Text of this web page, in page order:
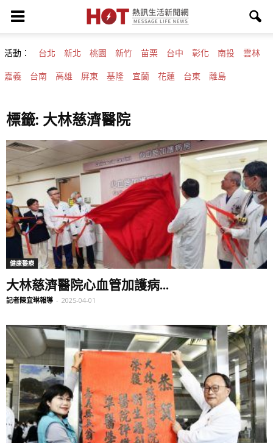
活動： 台北 新北 桃園 新竹 苗栗 台中 彰化 南投 雲林
嘉義 台南 高雄 屏東 基隆 宜蘭 花蓮 台東 離島
標籤: 大林慈濟醫院
健康醫療
大林慈濟醫院心血管加護病...
記者陳宜琳報導 - 2025-04-01